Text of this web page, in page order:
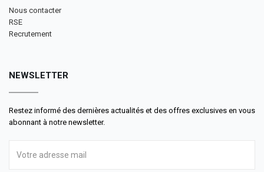
Nous contacter
RSE
Recrutement
NEWSLETTER
Restez informé des dernières actualités et des offres exclusives en vous
abonnant à notre newsletter.